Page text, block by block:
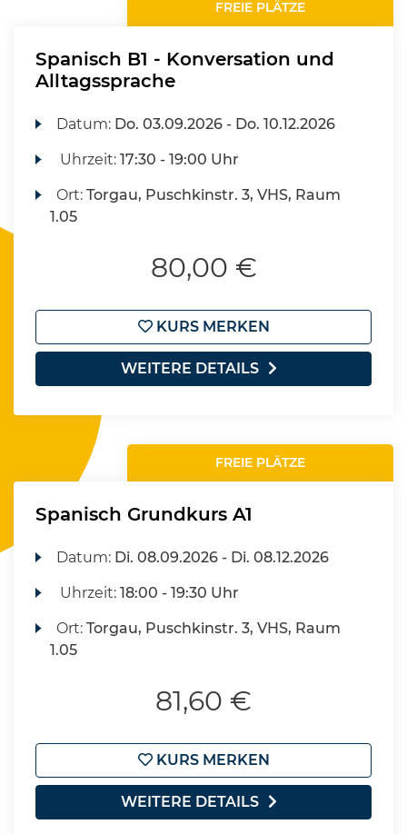
FREIE PLÄTZE
Spanisch B1 - Konversation und
Alltagssprache
Datum: Do. 03.09.2026 - Do. 10.12.2026
Uhrzeit:17:30 - 19:00 Uhr
Ort:Torgau, Puschkinstr. 3, VHS, Raum
1.05
80,00 €
KURS MERKEN
WEITERE DETAILS
FREIE PLÄTZE
Spanisch Grundkurs A1
Datum: Di. 08.09.2026 - Di. 08.12.2026
Uhrzeit:18:00 - 19:30 Uhr
Ort:Torgau, Puschkinstr. 3, VHS, Raum
1.05
81,60 €
KURS MERKEN
WEITERE DETAILS